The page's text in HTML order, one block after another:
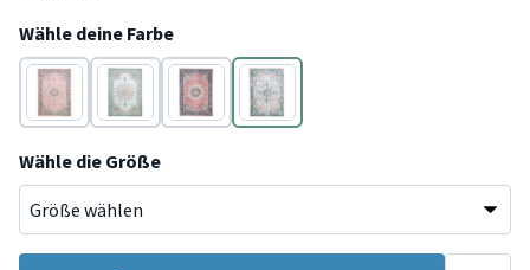
Wähle deine Farbe
Rosa Blau Rot
Blau
Wähle die Größe